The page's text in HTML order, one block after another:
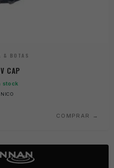
& BOTAS
CAP
stock
COMPRAR